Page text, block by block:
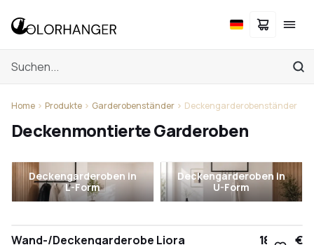
Home Produkte Garderobenständer Deckengarderobenständer
Deckenmontierte Garderoben
Deckengarderoben in
L-Form
Deckengarderoben in
U-Form
Wand-/Deckengarderobe Liora 184,00 €